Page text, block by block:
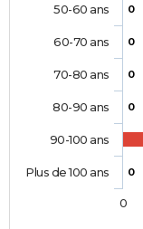
0
0
0
0
0
50-60 ans
60-70 ans
70-80 ans
80-90 ans
90-100 ans
Plus de 100 ans
0